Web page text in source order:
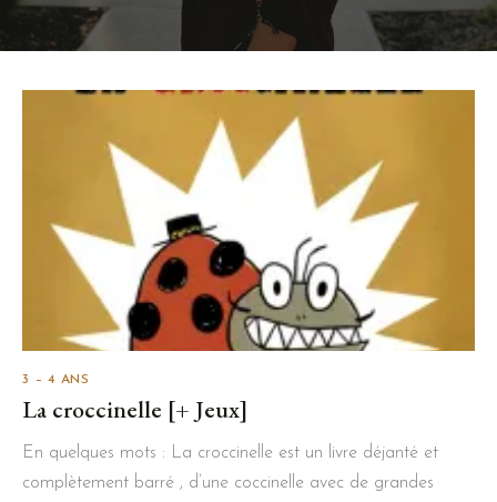
3 – 4 ANS
La croccinelle [+ Jeux]
En quelques mots : La croccinelle est un livre déjanté et
complètement barré , d’une coccinelle avec de grandes